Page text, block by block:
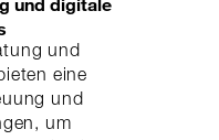
und digitale
und
eine
und
um